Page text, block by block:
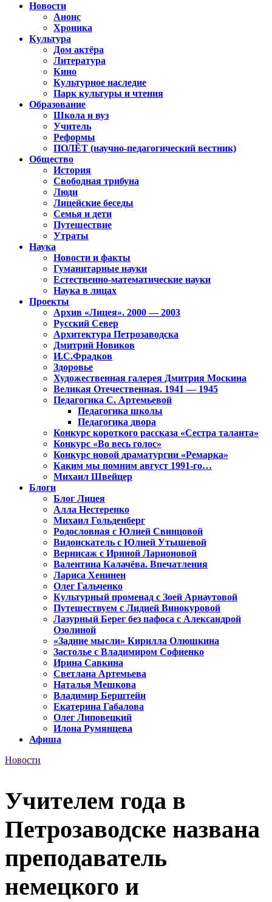
Новости
Анонс
Хроника
Культура
Дом актёра
Литература
Кино
Культурное наследие
Парк культуры и чтения
Образование
Школа и вуз
Учитель
Реформы
ПОЛЁТ (научно-педагогический вестник)
Общество
История
Свободная трибуна
Люди
Лицейские беседы
Семья и дети
Путешествие
Утраты
Наука
Новости и факты
Гуманитарные науки
Естественно-математические науки
Наука в лицах
Проекты
Архив «Лицея». 2000 — 2003
Русский Север
Архитектура Петрозаводска
Дмитрий Новиков
И.С.Фрадков
Здоровье
Художественная галерея Дмитрия Москина
Великая Отечественная. 1941 — 1945
Педагогика С. Артемьевой
Педагогика школы
Педагогика двора
Конкурс короткого рассказа «Сестра таланта»
Конкурс «Во весь голос»
Конкурс новой драматургии «Ремарка»
Каким мы помним август 1991-го…
Михаил Швейцер
Блоги
Блог Лицея
Алла Нестеренко
Михаил Гольденберг
Родословная с Юлией Свинцовой
Видоискатель с Юлией Утышевой
Вернисаж с Ириной Ларионовой
Валентина Калачёва. Впечатления
Лариса Хенинен
Олег Гальченко
Культурный променад с Зоей Арнаутовой
Путешествуем с Лидией Винокуровой
Лазурный Берег без пафоса с Александрой
Озолиной
«Задние мысли» Кирилла Олюшкина
Застолье с Владимиром Софиенко
Ирина Савкина
Светлана Артемьева
Наталья Мешкова
Владимир Берштейн
Екатерина Габалова
Олег Липовецкий
Илона Румянцева
Афиша
Новости
Учителем года в
Петрозаводске названа
преподаватель
немецкого и